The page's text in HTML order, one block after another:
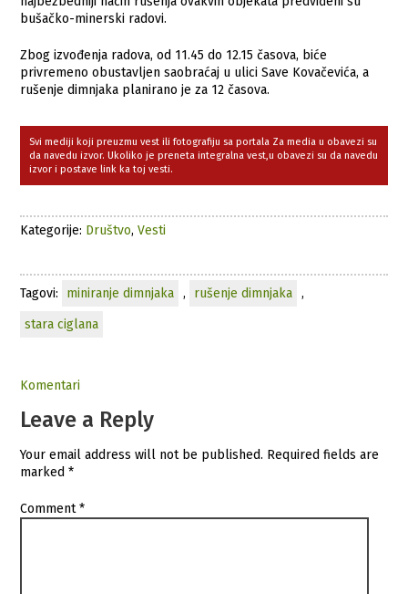
bušačko-minerski radovi.
Zbog izvođenja radova, od 11.45 do 12.15 časova, biće
privremeno obustavljen saobraćaj u ulici Save Kovačevića, a
rušenje dimnjaka planirano je za 12 časova.
Svi mediji koji preuzmu vest ili fotografiju sa portala Za media u obavezi su
da navedu izvor. Ukoliko je preneta integralna vest,u obavezi su da navedu
izvor i postave link ka toj vesti.
Kategorije: Društvo,Vesti
Tagovi: miniranje dimnjaka , rušenje dimnjaka
,
stara ciglana
Komentari
Leave a Reply
Your email address will not be published. Required fields are
marked*
Comment*